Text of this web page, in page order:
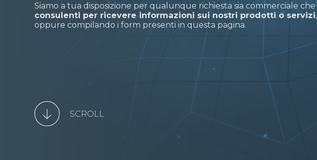
Siamo a tua disposizione per qualunque richiesta sia commerciale che
consulenti per ricevere informazioni sui nostri prodotti o servizi
oppure compilando i form presenti in questa pagina.
SCROLL